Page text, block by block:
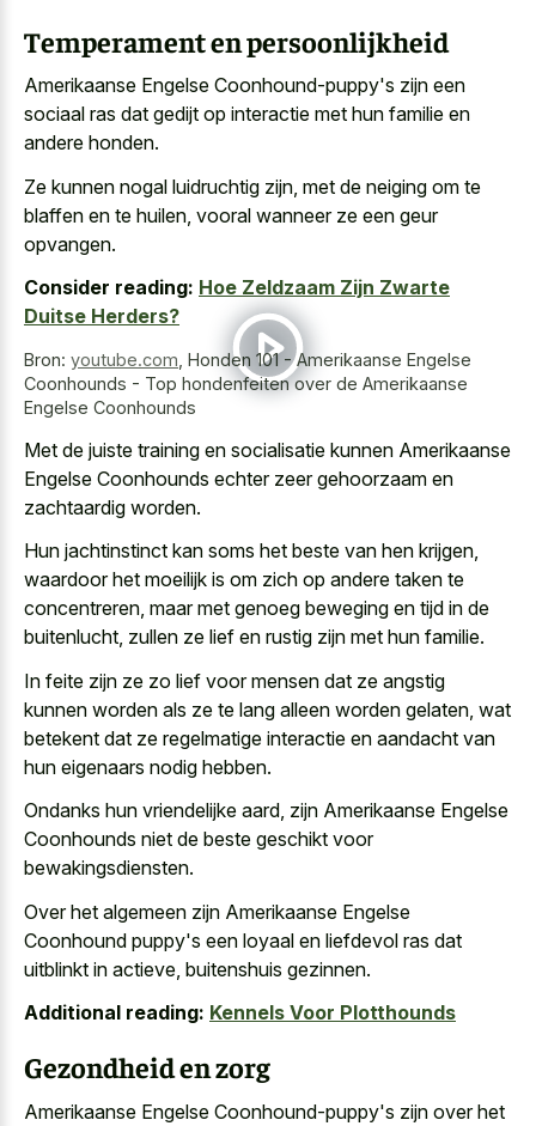
Temperament en persoonlijkheid
Amerikaanse Engelse Coonhound-puppy's zijn een
sociaal ras dat gedijt op interactie met hun familie en
andere honden.
Ze kunnen nogal luidruchtig zijn, met de neiging om te
blaffen en te huilen, vooral wanneer ze een geur
opvangen.
Consider reading: Hoe Zeldzaam Zijn Zwarte
Duitse Herders?
Bron: youtube.com Honden 101 - Amerikaanse Engelse
Coonhounds - Top hondenfeiten over de Amerikaanse
Engelse Coonhounds
Met de juiste training en socialisatie kunnen Amerikaanse
Engelse Coonhounds echter zeer gehoorzaam en
zachtaardig worden.
Hun jachtinstinct kan soms het beste van hen krijgen,
waardoor het moeilijk is om zich op andere taken te
concentreren, maar met genoeg beweging en tijd in de
buitenlucht, zullen ze lief en rustig zijn met hun familie.
In feite zijn ze zo lief voor mensen dat ze angstig
kunnen worden als ze te lang alleen worden gelaten, wat
betekent dat ze regelmatige interactie en aandacht van
hun eigenaars nodig hebben.
Ondanks hun vriendelijke aard, zijn Amerikaanse Engelse
Coonhounds niet de beste geschikt voor
bewakingsdiensten.
Over het algemeen zijn Amerikaanse Engelse
Coonhound puppy's een loyaal en liefdevol ras dat
uitblinkt in actieve, buitenshuis gezinnen.
Additional reading: Kennels Voor Plotthounds
Gezondheid en zorg
Amerikaanse Engelse Coonhound-puppy's zijn over het